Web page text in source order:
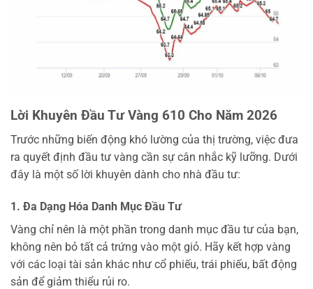
Lời Khuyên Đầu Tư Vàng 610 Cho Năm 2026
Trước những biến động khó lường của thị trường, việc đưa
ra quyết định đầu tư vàng cần sự cân nhắc kỹ lưỡng. Dưới
đây là một số lời khuyên dành cho nhà đầu tư:
1. Đa Dạng Hóa Danh Mục Đầu Tư
Vàng chỉ nên là một phần trong danh mục đầu tư của bạn,
không nên bỏ tất cả trứng vào một giỏ. Hãy kết hợp vàng
với các loại tài sản khác như cổ phiếu, trái phiếu, bất động
sản để giảm thiểu rủi ro.